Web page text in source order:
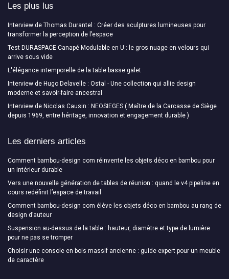
Les plus lus
Interview de Thomas Durantel : Créer des sculptures lumineuses pour
transformer la perception de l’espace
Test DURASPACE Canapé Modulable en U : le gros nuage en velours qui
arrive sous vide
L'élégance intemporelle de la table basse galet
Interview de Hugo Delavelle : Ostal - Une collection qui allie design
moderne et savoir-faire ancestral
Interview de Nicolas Causin : NEOSIEGES ( Maître de la Carcasse de Siège
depuis 1969, entre héritage, innovation et engagement durable )
Les derniers articles
Comment bambou-design com réinvente les objets déco en bambou pour
un intérieur durable
Vers une nouvelle génération de tables de réunion : quand le v4 pipeline en
cours redéfinit l’espace de travail
Comment bambou-design com élève les objets déco en bambou au rang de
design d’auteur
Suspension au-dessus de la table : hauteur, diamètre et type de lumière
pour ne pas se tromper
Choisir une console en bois massif ancienne : guide expert pour un meuble
de caractère